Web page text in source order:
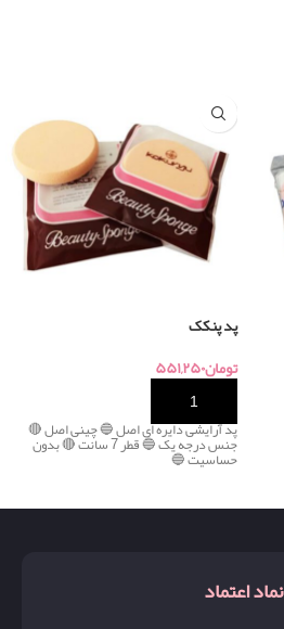
پد پنکک
تومان۵۵۱,۲۵۰
خرید
پد آرایشی دایره ای اصل 🔵 چینی اصل 🔴
جنس درجه یک 🔵 قطر 7 سانت 🔴 بدون
حساسیت 🔵
نماد اعتماد